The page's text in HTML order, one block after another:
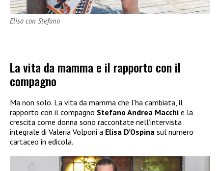
Elisa con Stefano
La vita da mamma e il rapporto con il
compagno
Ma non solo. La vita da mamma che l’ha cambiata, il
rapporto con il compagno Stefano Andrea Macchi e la
crescita come donna sono raccontate nell’intervista
integrale di Valeria Volponi a Elisa D’Ospina sul numero
cartaceo in edicola.